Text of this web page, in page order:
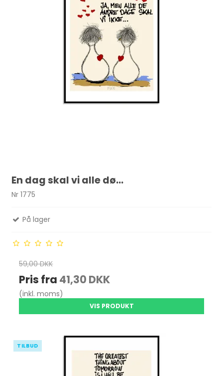
En dag skal vi alle dø...
Nr 1775
På lager
59,00 DKK
Pris fra 41,30 DKK
(inkl. moms)
VIS PRODUKT
TILBUD